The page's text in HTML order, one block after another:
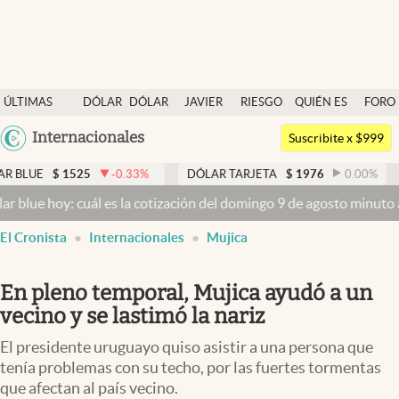
ÚLTIMAS
NOTICIAS
DÓLAR
DÓLAR
JAVIER
RIESGO
QUIÉN ES
QUIÉN
FORO
Argentina
México
Internacionales
Dólar
Members
Economía y Política
Finanzas y Mercados
Mercados Online
Columnistas
Otras secciones
Apertura
Suscribite x $999
-0.33% DÓLAR TARJETA $ 1976 0.00% DÓLAR
es la cotización del domingo 9 de agosto minuto a minuto
El Cronista Internacionales Mujica
En pleno temporal, Mujica ayudó a un
vecino y se lastimó la nariz
El presidente uruguayo quiso asistir a una persona que
tenía problemas con su techo, por las fuertes tormentas
que afectan al país vecino.